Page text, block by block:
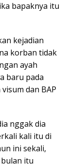
bapaknya itu
kejadian
korban tidak
ayah
baru pada
dan BAP
nggak dia
kali itu di
ini sekali,
itu